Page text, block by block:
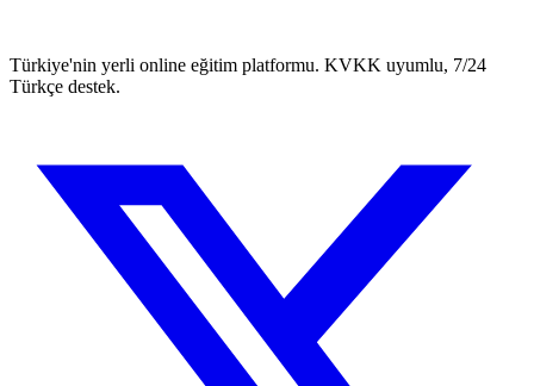
Türkiye'nin yerli online eğitim platformu. KVKK uyumlu, 7/24
Türkçe destek.